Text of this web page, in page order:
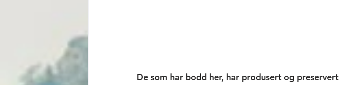
De som har bodd her, har produsert og